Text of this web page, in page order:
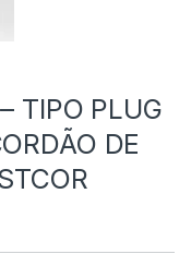
TIPO PLUG
DE